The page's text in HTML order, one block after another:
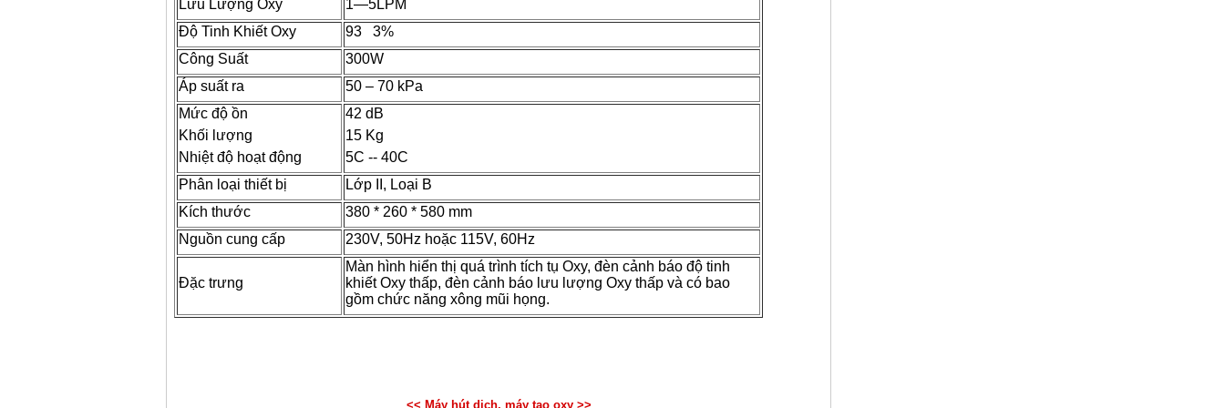
Lưu Lượng Oxy
1—5LPM
Độ Tinh Khiết Oxy
93 3%
Công Suất
300W
Áp suất ra
50 – 70 kPa
Mức độ ồn
Khối lượng
Nhiệt độ hoạt động
42 dB
15 Kg
5C -- 40C
Phân loại thiết bị
Lớp II, Loại B
Kích thước
380 * 260 * 580 mm
Nguồn cung cấp
230V, 50Hz hoặc 115V, 60Hz
Đặc trưng
Màn hình hiển thị quá trình tích tụ Oxy, đèn cảnh báo độ tinh
khiết Oxy thấp, đèn cảnh báo lưu lượng Oxy thấp và có bao
gồm chức năng xông mũi họng.
<< Máy hút dịch, máy tạo oxy >>